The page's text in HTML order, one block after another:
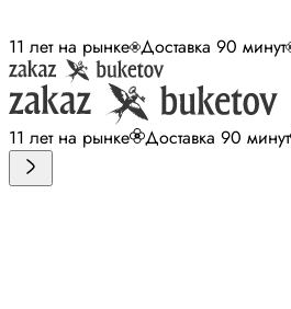
11 лет на рынке Доставка 90 минут
11 лет на рынке Доставка 90 минут